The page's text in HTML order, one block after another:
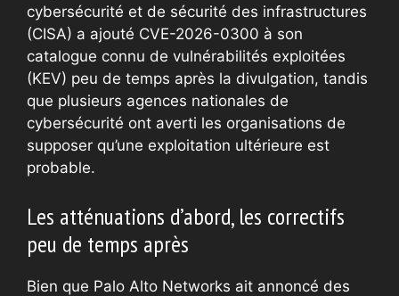
cybersécurité et de sécurité des infrastructures
(CISA) a ajouté CVE-2026-0300 à son
catalogue connu de vulnérabilités exploitées
(KEV) peu de temps après la divulgation, tandis
que plusieurs agences nationales de
cybersécurité ont averti les organisations de
supposer qu’une exploitation ultérieure est
probable.
Les atténuations d’abord, les correctifs
peu de temps après
Bien que Palo Alto Networks ait annoncé des